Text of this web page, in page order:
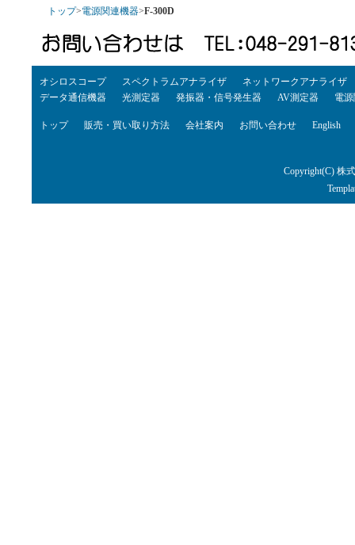
トップ>電源関連機器>F-300D
オシロスコープ スペクトラムアナライザ
ネットワークアナライザ
データ通信機器
光測定器 発振器・信号発生器 AV測定器 電
トップ 販売・買い取り方法 会社案内 お問い合わせ English
Copyright(C) 株